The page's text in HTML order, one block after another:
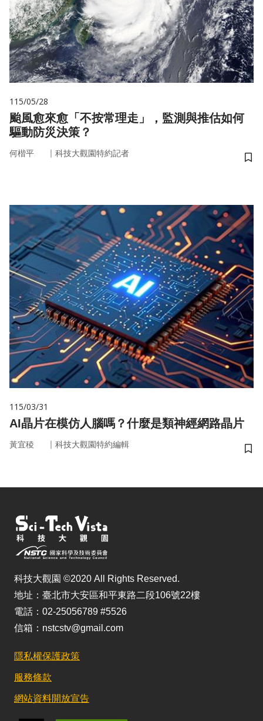
115/05/28
颱風愈來愈「不按常理走」，監測與推估如何
驅動防災決策？
何楷平 ｜ 科技大觀園特約記者
儲
115/03/31
AI晶片在模仿人腦嗎？什麼是類神經網路晶片
黃宜稜 ｜ 科技大觀園特約編輯
儲
科技大觀園 ©2020 All Rights Reserved.
地址：臺北市大安區和平東路二段106號22樓
電話：02-25056789 #5526
信箱：nstcstv@gmail.com
隱私權保護政策
服務條款
網站資料開放宣告